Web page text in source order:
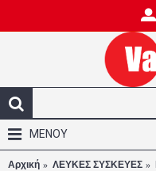
ΜΕΝΟΥ
Αρχική ΛΕΥΚΕΣ ΣΥΣΚΕΥΕΣ